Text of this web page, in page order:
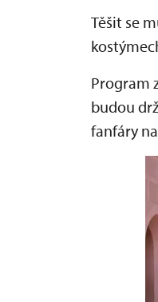
Těšit se
Program
budou
fanfáry